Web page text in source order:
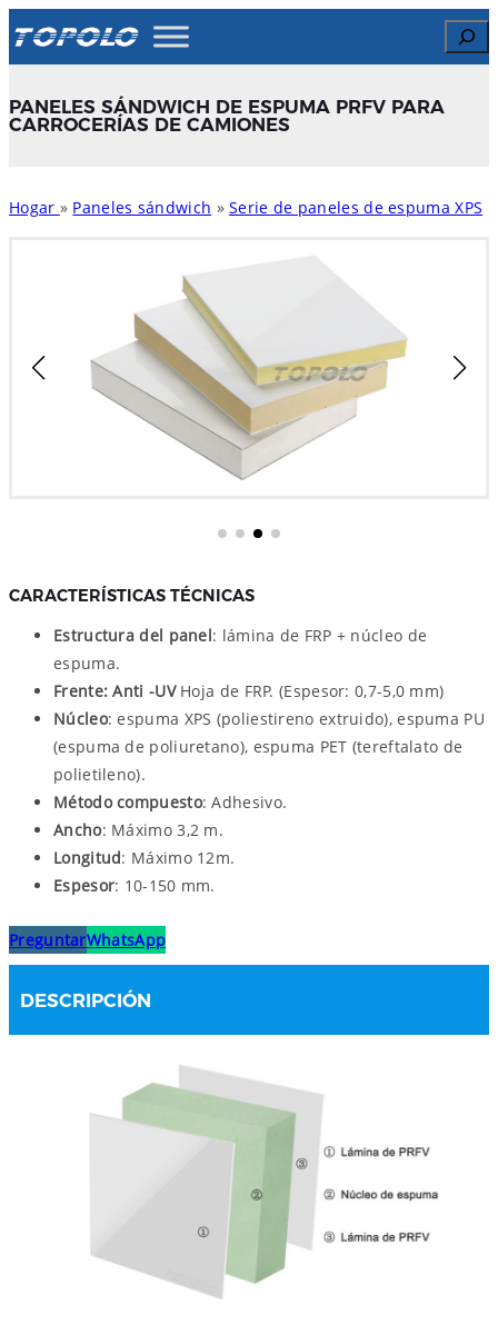
to
Search
PANELES SÁNDWICH DE ESPUMA PRFV PARA
CARROCERÍAS DE CAMIONES
Hogar » Paneles sándwich »Serie de paneles de espuma XPS
CARACTERÍSTICAS TÉCNICAS
Estructura del panel: lámina de FRP + núcleo de
espuma.
Frente: Anti -UV Hoja de FRP. (Espesor: 0,7-5,0 mm)
Núcleo: espuma XPS (poliestireno extruido), espuma PU
(espuma de poliuretano), espuma PET (tereftalato de
polietileno).
Método compuesto: Adhesivo.
Ancho: Máximo 3,2 m.
Longitud: Máximo 12m.
Espesor: 10-150 mm.
PreguntarWhatsApp
DESCRIPCIÓN